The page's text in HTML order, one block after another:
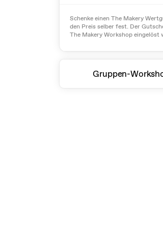
Schenke einen The Makery
den Preis selber fest. Der
The Makery Workshop eingelöst
Gruppen-